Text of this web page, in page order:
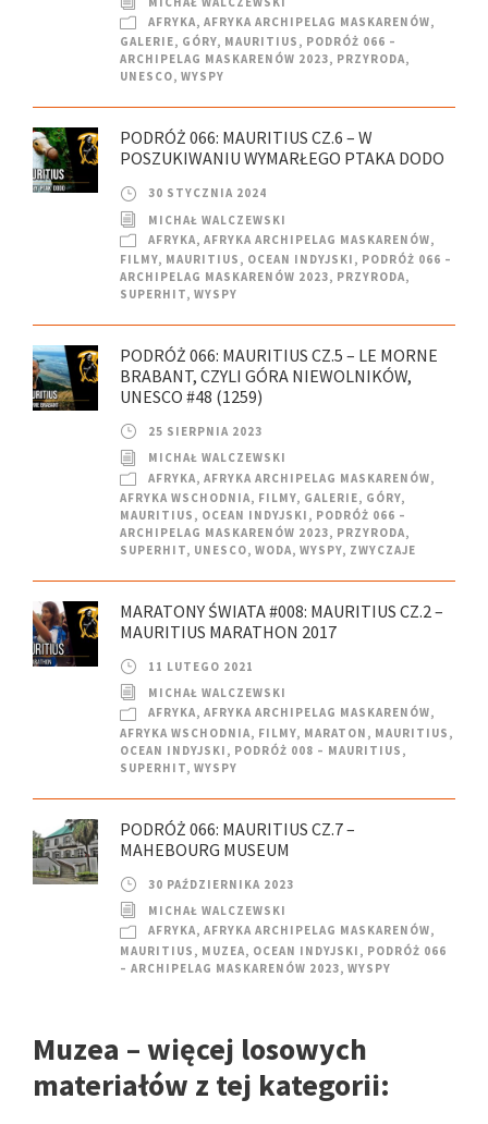
AFRYKA, AFRYKA ARCHIPELAG MASKARENÓW,
GALERIE, GÓRY, MAURITIUS , PODRÓŻ 066 –
ARCHIPELAG MASKARENÓW 2023, PRZYRODA,
UNESCO, WYSPY
PODRÓŻ 066: MAURITIUS CZ.6 – W
POSZUKIWANIU WYMARŁEGO PTAKA DODO
30 STYCZNIA 2024
MICHAŁ WALCZEWSKI
AFRYKA, AFRYKA ARCHIPELAG MASKARENÓW,
FILMY, MAURITIUS , OCEAN INDYJSKI , PODRÓŻ 066 –
ARCHIPELAG MASKARENÓW 2023, PRZYRODA,
SUPERHIT, WYSPY
PODRÓŻ 066: MAURITIUS CZ.5 – LE MORNE
BRABANT, CZYLI GÓRA NIEWOLNIKÓW,
UNESCO #48 (1259)
25 SIERPNIA 2023
MICHAŁ WALCZEWSKI
AFRYKA, AFRYKA ARCHIPELAG MASKARENÓW,
AFRYKA WSCHODNIA, FILMY, GALERIE, GÓRY,
MAURITIUS , OCEAN INDYJSKI , PODRÓŻ 066 –
ARCHIPELAG MASKARENÓW 2023, PRZYRODA,
SUPERHIT, UNESCO, WODA, WYSPY, ZWYCZAJE
MARATONY ŚWIATA #008: MAURITIUS CZ.2 –
MAURITIUS MARATHON 2017
11 LUTEGO 2021
MICHAŁ WALCZEWSKI
AFRYKA, AFRYKA ARCHIPELAG MASKARENÓW,
AFRYKA WSCHODNIA, FILMY, MARATON , MAURITIUS ,
OCEAN INDYJSKI , PODRÓŻ 008 – MAURITIUS ,
SUPERHIT, WYSPY
PODRÓŻ 066: MAURITIUS CZ.7 –
MAHEBOURG MUSEUM
30 PAŹDZIERNIKA 2023
MICHAŁ WALCZEWSKI
AFRYKA, AFRYKA ARCHIPELAG MASKARENÓW,
MAURITIUS , MUZEA, OCEAN INDYJSKI , PODRÓŻ 066
– ARCHIPELAG MASKARENÓW 2023, WYSPY
Muzea – więcej losowych
materiałów z tej kategorii: